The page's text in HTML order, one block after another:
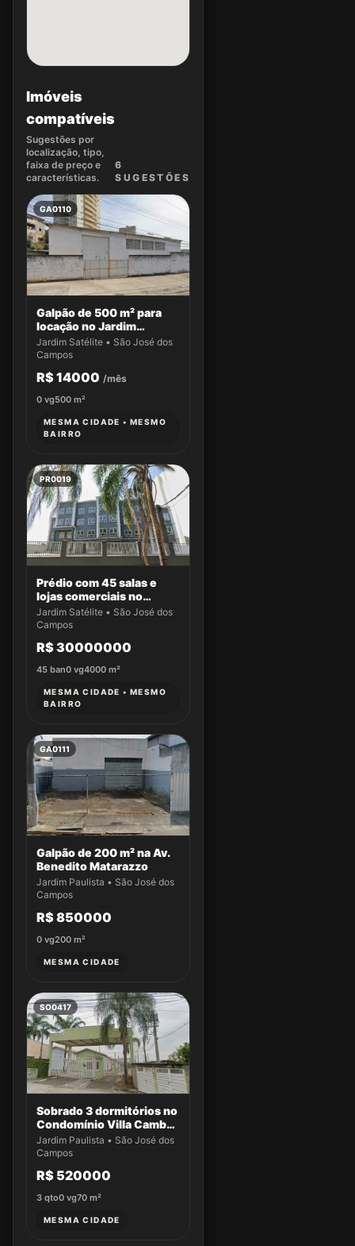
Imóveis
compatíveis
Sugestões por
localização, tipo,
faixa de preço e
características.
6
SUGEST ÕES
GA0110
Galpão de 500 m² para
locação no Jardim
Satélite
Jardim Satélite • São José dos
Campos
R$ 14000 /mês
0 vg500 m²
MESMA CIDADE • MESMO
BAIRRO
PR0019
Prédio com 45 salas e
lojas comerciais no
Jardim Satélite
Jardim Satélite • São José dos
Campos
R$ 30000000
45 ban0 vg4000 m²
MESMA CIDADE • MESMO
BAIRRO
GA0111
Galpão de 200 m² na Av.
Benedito Matarazzo
Jardim Paulista • São José dos
Campos
R$ 850000
0 vg200 m²
MESMA CIDADE
SO0417
Sobrado 3 dormitórios no
Condomínio Villa Cambuí
- Casa 032
Jardim Paulista • São José dos
Campos
R$ 520000
3 qto0 vg70 m²
MESMA CIDADE